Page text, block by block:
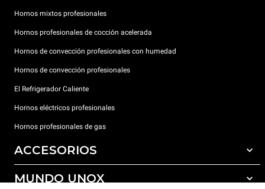
Hornos mixtos profesionales
Hornos profesionales de cocción acelerada
Hornos de convección profesionales con humedad
Hornos de convección profesionales
El Refrigerador Caliente
Hornos eléctricos profesionales
Hornos profesionales de gas
ACCESORIOS
Todos los accesorios
MUNDO UNOX